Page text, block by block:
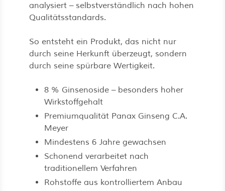
analysiert – selbstverständlich nach hohen
Qualitätsstandards.
So entsteht ein Produkt, das nicht nur
durch seine Herkunft überzeugt, sondern
durch seine spürbare Wertigkeit.
8 % Ginsenoside – besonders hoher
Wirkstoffgehalt
Premiumqualität Panax Ginseng C.A.
Meyer
Mindestens 6 Jahre gewachsen
Schonend verarbeitet nach
traditionellem Verfahren
Rohstoffe aus kontrolliertem Anbau